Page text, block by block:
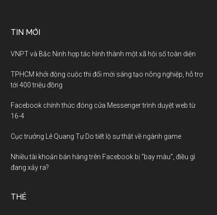
TIN MỚI
VNPT và Bắc Ninh hợp tác hình thành một xã hội số toàn diện
TPHCM khởi động cuộc thi đổi mới sáng tạo nông nghiệp, hỗ trợ
tới 400 triệu đồng
Facebook chính thức đóng cửa Messenger trình duyệt web từ
16-4
Cục trưởng Lê Quang Tự Do tiết lộ sự thật về ngành game
Nhiều tài khoản bán hàng trên Facebook bị “bay màu”, điều gì
đang xảy ra?
THẺ